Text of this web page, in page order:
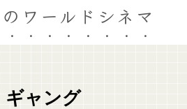
ワールドシネマ
ギャング